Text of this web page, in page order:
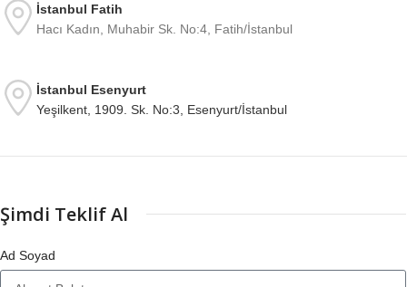
İstanbul Fatih
Hacı Kadın, Muhabir Sk. No:4, Fatih/İstanbul
İstanbul Esenyurt
Yeşilkent, 1909. Sk. No:3, Esenyurt/İstanbul
Şimdi Teklif Al
Ad Soyad